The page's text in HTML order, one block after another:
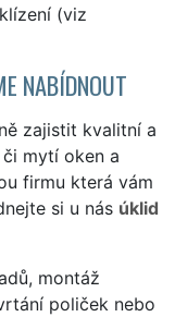
(viz
NABÍDNOUT
zajistit kvalitní a
mytí oken a
firmu která vám
si u nás úklid
montáž
poliček nebo